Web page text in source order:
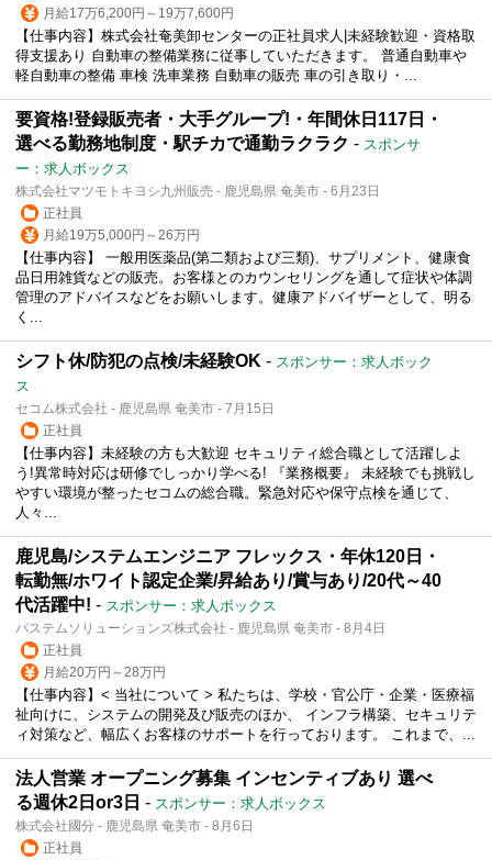
月給17万6,200円～19万7,600円
【仕事内容】株式会社奄美卸センターの正社員求人|未経験歓迎・資格取
得支援あり 自動車の整備業務に従事していただきます。 普通自動車や
軽自動車の整備 車検 洗車業務 自動車の販売 車の引き取り・...
要資格!登録販売者・大手グループ!・年間休日117日・
選べる勤務地制度・駅チカで通勤ラクラク - スポンサ
ー：求人ボックス
株式会社マツモトキヨシ九州販売 - 鹿児島県 奄美市 - 6月23日
正社員
月給19万5,000円～26万円
【仕事内容】 一般用医薬品(第二類および三類)、サプリメント、健康食
品日用雑貨などの販売。お客様とのカウンセリングを通して症状や体調
管理のアドバイスなどをお願いします。健康アドバイザーとして、明る
く...
シフト休/防犯の点検/未経験OK - スポンサー：求人ボック
ス
セコム株式会社 - 鹿児島県 奄美市 - 7月15日
正社員
【仕事内容】未経験の方も大歓迎 セキュリティ総合職として活躍しよ
う!異常時対応は研修でしっかり学べる! 『業務概要』 未経験でも挑戦し
やすい環境が整ったセコムの総合職。緊急対応や保守点検を通じて、
人々...
鹿児島/システムエンジニア フレックス・年休120日・
転勤無/ホワイト認定企業/昇給あり/賞与あり/20代～40
代活躍中! - スポンサー：求人ボックス
パステムソリューションズ株式会社 - 鹿児島県 奄美市 - 8月4日
正社員
月給20万円～28万円
【仕事内容】< 当社について > 私たちは、学校・官公庁・企業・医療福
祉向けに、システムの開発及び販売のほか、 インフラ構築、セキュリテ
ィ対策など、幅広くお客様のサポートを行っております。 これまで、...
法人営業 オープニング募集 インセンティブあり 選べ
る週休2日or3日 - スポンサー：求人ボックス
株式会社國分 - 鹿児島県 奄美市 - 8月6日
正社員